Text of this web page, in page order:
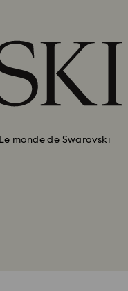
Le monde de Swarovski